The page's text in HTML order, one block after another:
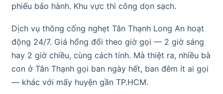
phiếu bảo hành. Khu vực thi công dọn sạch.
Dịch vụ thông cống nghẹt Tân Thạnh Long An hoạt
động 24/7. Giá hổng đổi theo giờ gọi — 2 giờ sáng
hay 2 giờ chiều, cùng cách tính. Mà thiệt ra, nhiều bà
con ở Tân Thạnh gọi ban ngày hết, ban đêm ít ai gọi
— khác với mấy huyện gần TP.HCM.